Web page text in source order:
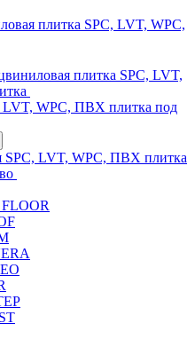
плитка SPC, LVT, WPC,
плитка SPC, LVT,
LVT, WPC, ПВХ плитка под
SPC, LVT, WPC, ПВХ плитка